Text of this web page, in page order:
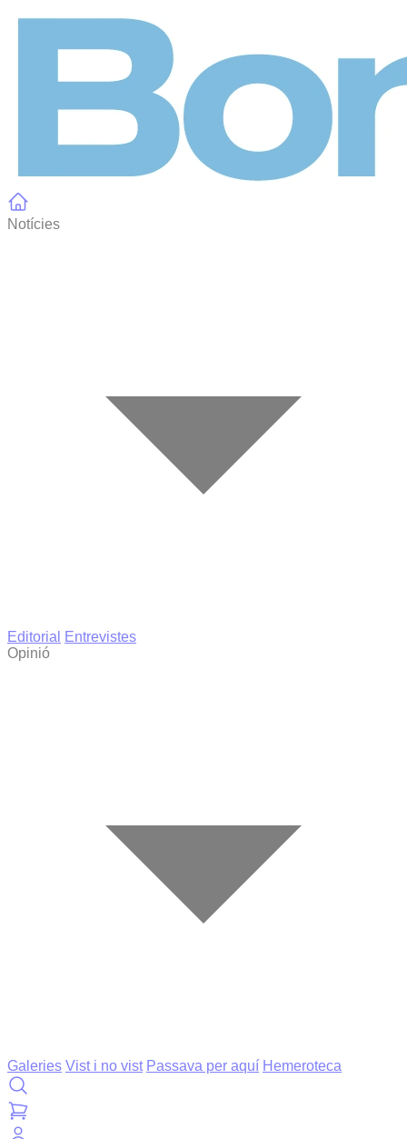
Notícies
Editorial
Entrevistes
Opinió
Galeries Vist i no vist Passava per aquí Hemeroteca